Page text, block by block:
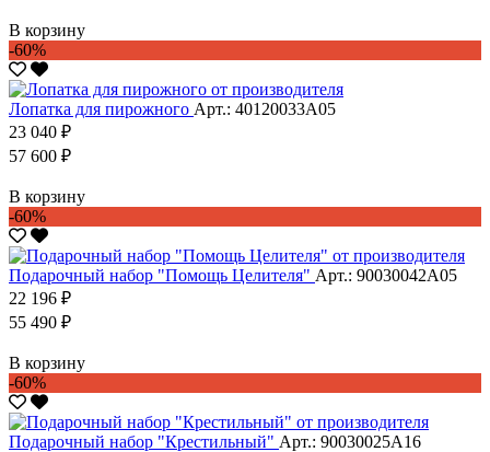
В корзину
-60%
Лопатка для пирожного Арт.: 40120033А05
23 040 ₽
57 600 ₽
В корзину
-60%
Подарочный набор "Помощь Целителя" Арт.: 90030042А05
22 196 ₽
55 490 ₽
В корзину
-60%
Подарочный набор "Крестильный" Арт.: 90030025А16